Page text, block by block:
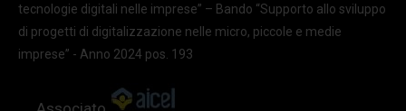
tecnologie digitali nelle imprese” – Bando “Supporto allo sviluppo
di progetti di digitalizzazione nelle micro, piccole e medie
imprese” - Anno 2024 pos. 193